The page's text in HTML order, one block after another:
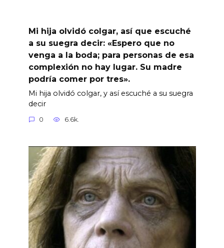
Mi hija olvidó colgar, así que escuché
a su suegra decir: «Espero que no
venga a la boda; para personas de esa
complexión no hay lugar. Su madre
podría comer por tres».
Mi hija olvidó colgar, y así escuché a su suegra
decir
0 6.6k.